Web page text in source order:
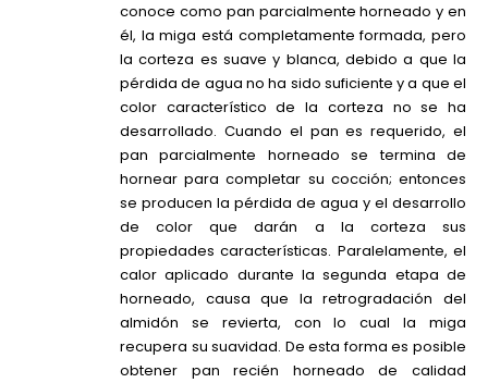
conoce como pan parcialmente horneado y en
él, la miga está completamente formada, pero
la corteza es suave y blanca, debido a que la
pérdida de agua no ha sido suficiente y a que el
color característico de la corteza no se ha
desarrollado. Cuando el pan es requerido, el
pan parcialmente horneado se termina de
hornear para completar su cocción; entonces
se producen la pérdida de agua y el desarrollo
de color que darán a la corteza sus
propiedades características. Paralelamente, el
calor aplicado durante la segunda etapa de
horneado, causa que la retrogradación del
almidón se revierta, con lo cual la miga
recupera su suavidad. De esta forma es posible
obtener pan recién horneado de calidad